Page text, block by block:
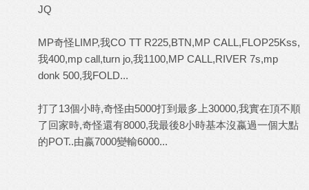
JQ
MP奇怪LIMP,我CO TT R225,BTN,MP CALL,FLOP25Kss,
我400,mp call,turn jo,我1100,MP CALL,RIVER 7s,mp
donk 500,我FOLD...
打了13個小時,奇怪由5000打到最多上30000,我實在頂不順
了回家時,奇怪還有8000,我最後8小時基本沒嬴過一個大點
的POT..由嬴7000變輸6000...